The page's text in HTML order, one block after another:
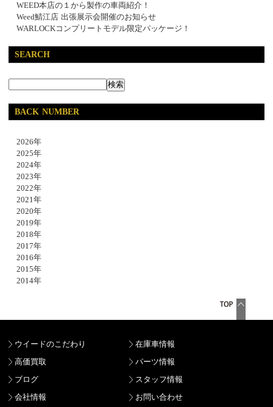
WEED本店の１から製作の車両紹介！
Weed鯖江店 出張展示会開催のお知らせ
WARLOCKコンプリートモデル限定パッケージ！
SEARCH
BACK NUMBER
2026年
2025年
2024年
2023年
2022年
2021年
2020年
2019年
2018年
2017年
2016年
2015年
2014年
ウイードのこだわり
在庫車情報
高価買取
パーツ情報
ブログ
スタッフ情報
会社情報
お問い合わせ